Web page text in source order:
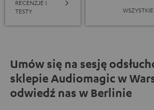
RECENZJE I
TESTY
Umów się na sesję
sklepie Audiomagic w
odwiedź nas w Berlinie